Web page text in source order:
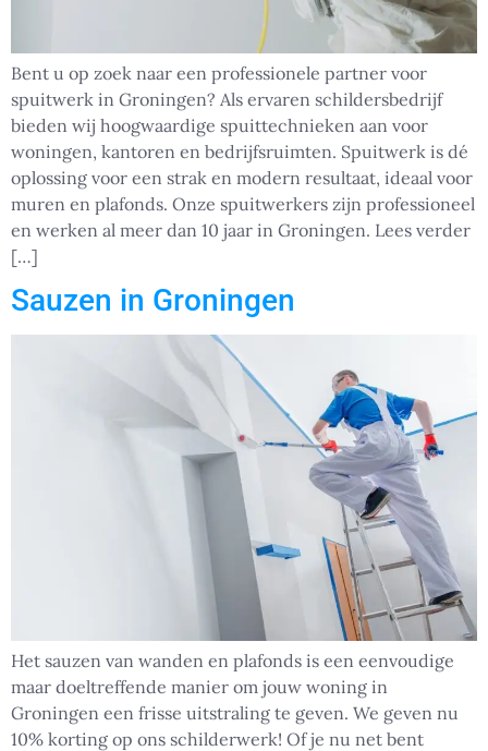
Bent u op zoek naar een professionele partner voor
spuitwerk in Groningen? Als ervaren schildersbedrijf
bieden wij hoogwaardige spuittechnieken aan voor
woningen, kantoren en bedrijfsruimten. Spuitwerk is dé
oplossing voor een strak en modern resultaat, ideaal voor
muren en plafonds. Onze spuitwerkers zijn professioneel
en werken al meer dan 10 jaar in Groningen. Lees verder
[…]
Sauzen in Groningen
Het sauzen van wanden en plafonds is een eenvoudige
maar doeltreffende manier om jouw woning in
Groningen een frisse uitstraling te geven. We geven nu
10% korting op ons schilderwerk! Of je nu net bent